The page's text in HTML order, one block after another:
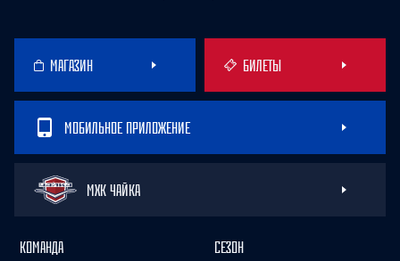
МАГАЗИН БИЛЕТЫ
МОБИЛЬНОЕ ПРИЛОЖЕНИЕ
МХК ЧАЙКА
КОМАНДА СЕЗОН